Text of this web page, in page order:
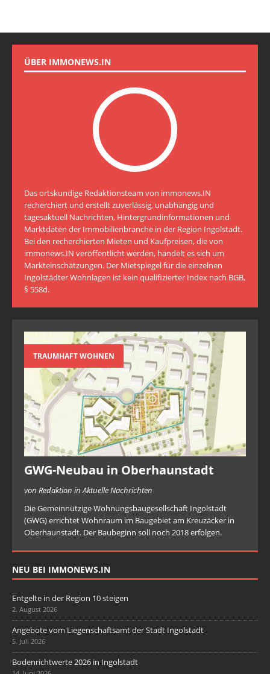
ÜBER IMMONEWS.IN
Das ortskundige Redaktionsteam von immonews.IN
recherchiert und erstellt zuverlässig, unabhängig und
tagesaktuell Nachrichten, Hintergrundinformationen und
Marktdaten der Immobilienbranche in der Region Ingolstadt.
Bei den recherchierten Mieten und Kaufpreisen, die von
immonews.IN veröffentlicht werden, handelt es sich um
Markteinschätzungen. Der Mietspiegel für die einzelnen
Ingolstädter Wohnlagen ist kein qualifizierter Index nach BGB,
§ 558d.
TRAUMHAFT WOHNEN
GWG-Neubau in Oberhaunstadt
von Redaktion in Aktuelle Nachrichten
Die Gemeinnützige Wohnungsbaugesellschaft Ingolstadt
(GWG) errichtet Wohnraum im Baugebiet am Kreuzäcker in
Oberhaunstadt. Der Baubeginn soll noch 2018 erfolgen.
NEU BEI IMMONEWS.IN
Entgelte in der Region 10 steigen
2. August 2026
Angebote vom Liegenschaftsamt der Stadt Ingolstadt
5. Juli 2026
Bodenrichtwerte 2026 in Ingolstadt